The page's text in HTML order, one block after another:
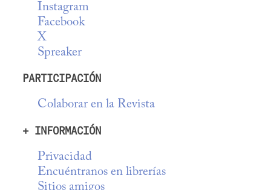
Instagram
Facebook
X
Spreaker
PARTICIPACIÓN
Colaborar en la Revista
+ INFORMACIÓN
Privacidad
Encuéntranos en librerías
Sitios amigos